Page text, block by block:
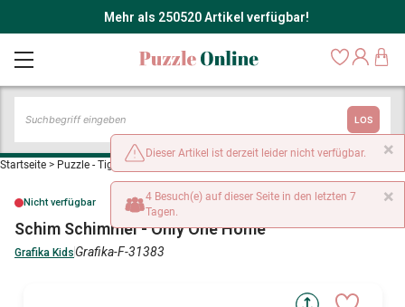
Mehr als 250520 Artikel verfügbar!
LOS
Startseite > Puzzle - Tiger >Schim Schimmel - Only One Home
Nicht verfügbar
Schim Schimmel - Only One Home
Grafika Kids Grafika-F-31383
×
Dieser Artikel ist derzeit leider nicht verfügbar.
×
4 Besuch(e) auf dieser Seite in den letzten 7
Tagen.